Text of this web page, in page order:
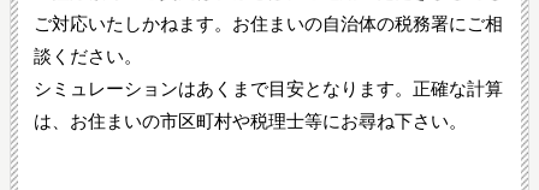
ご対応いたしかねます。お住まいの自治体の税務署にご相
談ください。
シミュレーションはあくまで目安となります。正確な計算
は、お住まいの市区町村や税理士等にお尋ね下さい。